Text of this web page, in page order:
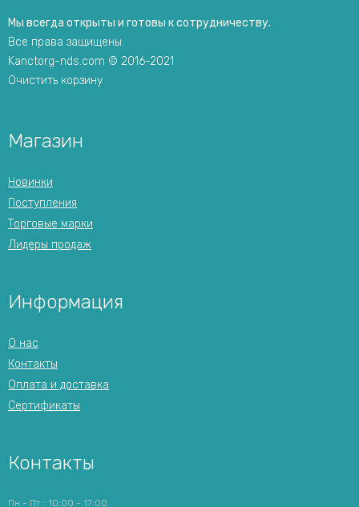
Мы всегда открыты и готовы к сотрудничеству.
Все права защищены.
Kanctorg-nds.com © 2016-2021
Очистить корзину
Магазин
Новинки
Поступления
Торговые марки
Лидеры продаж
Информация
О нас
Контакты
Оплата и доставка
Сертификаты
Контакты
Пн - Пт : 10:00 - 17:00